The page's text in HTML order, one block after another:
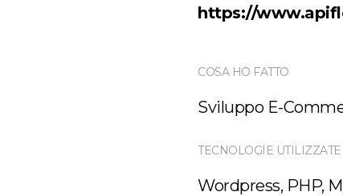
https://
COSA HO FATTO
Sviluppo E-
TECNOLOGIE UTILIZZATE
Wordpress, PHP,